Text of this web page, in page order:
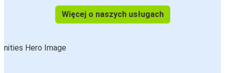
Więcej o naszych usługach